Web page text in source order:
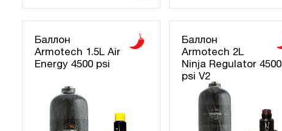
Баллон
Armotech 1.5L Air
Energy 4500 psi
Баллон
Armotech 2L
Ninja Regulator 4500
psi V2